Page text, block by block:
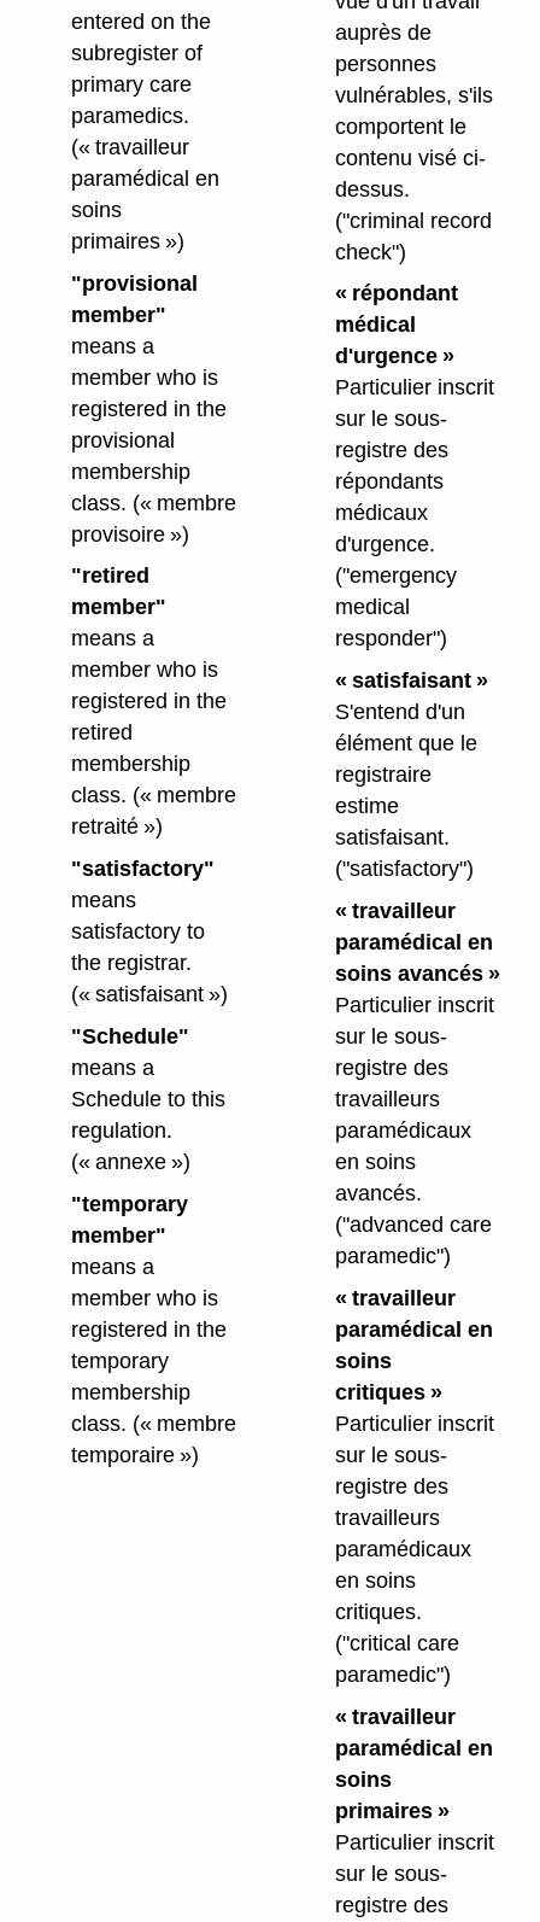
entered on the
subregister of
primary care
paramedics.
(« travailleur
paramédical en
soins
primaires »)
"provisional
member"
means a
member who is
registered in the
provisional
membership
class. (« membre
provisoire »)
"retired
member"
means a
member who is
registered in the
retired
membership
class. (« membre
retraité »)
"satisfactory"
means
satisfactory to
the registrar.
(« satisfaisant »)
"Schedule"
means a
Schedule to this
regulation.
(« annexe »)
"temporary
member"
means a
member who is
registered in the
temporary
membership
class. (« membre
temporaire »)
auprès de
personnes
vulnérables, s'ils
comportent le
contenu visé ci-
dessus.
("criminal record
check")
« répondant
médical
d'urgence »
Particulier inscrit
sur le sous-
registre des
répondants
médicaux
d'urgence.
("emergency
medical
responder")
« satisfaisant »
S'entend d'un
élément que le
registraire
estime
satisfaisant.
("satisfactory")
« travailleur
paramédical en
soins avancés »
Particulier inscrit
sur le sous-
registre des
travailleurs
paramédicaux
en soins
avancés.
("advanced care
paramedic")
« travailleur
paramédical en
soins
critiques »
Particulier inscrit
sur le sous-
registre des
travailleurs
paramédicaux
en soins
critiques.
("critical care
paramedic")
« travailleur
paramédical en
soins
primaires »
Particulier inscrit
sur le sous-
registre des